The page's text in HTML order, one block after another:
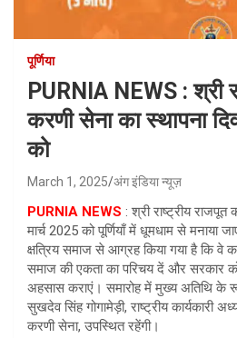
पूर्णिया
PURNIA NEWS : श्री
करणी सेना का स्थापना
को
March 1, 2025 अंग इंडिया न्यूज़
PURNIA NEWS : श्री राष्ट्रीय राजपूत
मार्च 2025 को पूर्णियाँ में धूमधाम से
क्षत्रिय समाज से आग्रह किया गया है कि वे
समाज की एकता का परिचय दें और सरकार
अहसास कराएं। समारोह में मुख्य अतिथि के
सुखदेव सिंह गोगामेड़ी, राष्ट्रीय कार्यकारी
करणी सेना, उपस्थित रहेंगी।